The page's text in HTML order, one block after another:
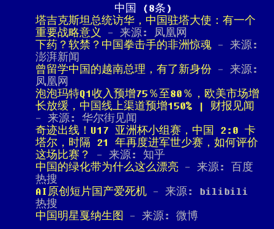
中国 (8条)
塔吉克斯坦总统访华，中国驻塔大使：有一个
重要战略意义 - 来源: 凤凰网
下药？软禁？中国拳击手的非洲惊魂 - 来源:
澎湃新闻
曾留学中国的越南总理，有了新身份 - 来源:
凤凰网
泡泡玛特Q1收入预增75％至80％，欧美市场增
长放缓，中国线上渠道预增150% | 财报见闻
- 来源: 华尔街见闻
奇迹出线！U17 亚洲杯小组赛，中国 2:0 卡
塔尔，时隔 21 年再度进军世少赛，如何评价
这场比赛？
- 来源: 知乎
中国的绿化带为什么这么漂亮 - 来源: 百度
热搜
AI原创短片国产爱死机 - 来源: bilibili
热搜
中国明星戛纳生图
- 来源: 微博